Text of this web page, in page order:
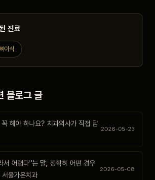
진료
이식
블로그 글
해야 하나요? 치과의사가 직접 답
2026-05-23
서 어렵다"는 말, 정확히 어떤 경우
울가온치과
2026-05-08